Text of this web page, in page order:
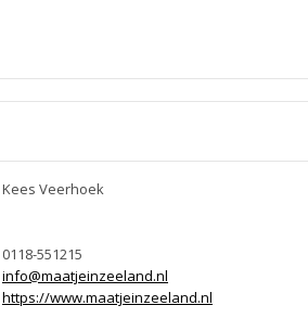
Kees Veerhoek
0118-551215
info@maatjeinzeeland.nl
https://www.maatjeinzeeland.nl